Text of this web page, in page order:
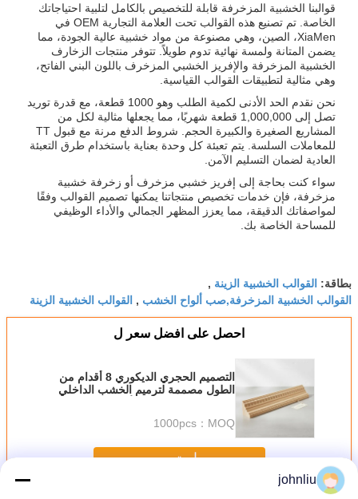
قوالبنا الخشبية المزخرفة قابلة للتخصيص بالكامل لتلبية احتياجاتك
الخاصة. تم تصنيع هذه القوالب تحت العلامة التجارية OEM في
XiaMen، الصين، وهي مصنوعة من مواد خشبية عالية الجودة، مما
يضمن المتانة ولمسة نهائية تدوم طويلاً. تتوفر منتجات الزخارف
الخشبية المزخرفة والإفريز الخشبي المزخرف باللون البني الفاتح،
وهي مثالية لتطبيقات القوالب القياسية.
نحن نقدم الحد الأدنى لكمية الطلب وهو 1000 قطعة، مع قدرة توريد
تصل إلى 1,000,000 قطعة شهريًا، مما يجعلها مثالية لكل من
المشاريع الصغيرة والكبيرة الحجم. شروط الدفع مرنة مع قبول TT
للمعاملات السلسة. يتم تعبئة كل وحدة بعناية باستخدام طرق التعبئة
العادية لضمان التسليم الآمن.
سواء كنت بحاجة إلى إفريز خشبي مزخرف أو زخرفة خشبية
مزخرفة، فإن خدمات تخصيص منتجاتنا يمكنها تصميم القوالب وفقًا
لمواصفاتك الدقيقة، مما يعزز المظهر الجمالي والأداء الوظيفي
للمساحة الخاصة بك.
بطاقة: القوالب الخشبية الزينة ,
القوالب الخشبية المزخرفة,صب ألواح الخشب , القوالب الخشبية الزينة
احصل على افضل سعر ل
التصميم الحجري الديكوري 8 أقدام من
الطول مصممة لترميم الخشب الداخلي
MOQ：
1000pcs
استمر
johnliu